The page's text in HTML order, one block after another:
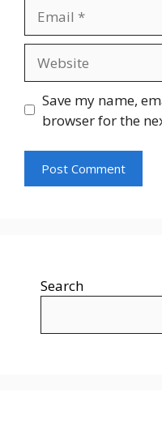
Save my name,
browser for the
Search